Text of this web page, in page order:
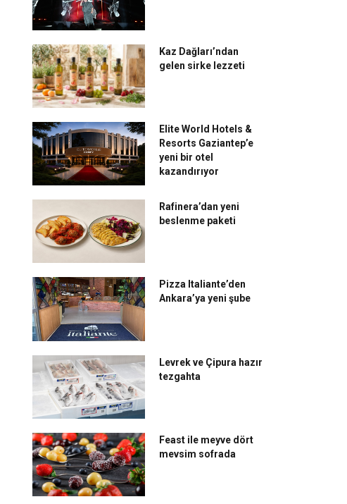
Kaz Dağları’ndan
gelen sirke lezzeti
Elite World Hotels &
Resorts Gaziantep’e
yeni bir otel
kazandırıyor
Rafinera’dan yeni
beslenme paketi
Pizza Italiante’den
Ankara’ya yeni şube
Levrek ve Çipura hazır
tezgahta
Feast ile meyve dört
mevsim sofrada